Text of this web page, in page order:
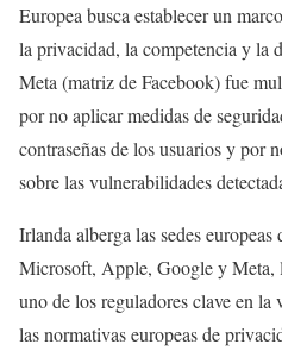
Europea busca establecer un
la privacidad, la competencia y la
Meta (matriz de Facebook) fue
por no aplicar medidas de
contraseñas de los usuarios y por
sobre las vulnerabilidades
Irlanda alberga las sedes
Microsoft, Apple, Google y Meta,
uno de los reguladores clave en
las normativas europeas de